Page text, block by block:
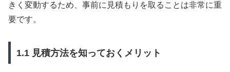
きく変動するため、事前に見積もりを取ることは非常に重
要です。
1.1 見積方法を知っておくメリット